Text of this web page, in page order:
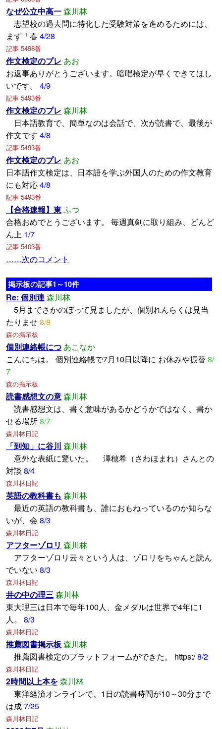
なぜ公立中高一森川林
志望校の過去問に特化した受験対策を進めるためには、
まず「春 4/28
記事 5498番
作文検定のプレ あお
お返事ありがとうございます。暗唱検定が早くできてほし
いです。
4/9
記事 5493番
作文検定のプレ 森川林
日本語教育で、簡単なのは会話で、次が読書で、最後が
作文です 4/8
記事 5493番
作文検定のプレ あお
日本語作文検定は、日本語を学ぶ外国人のための作文教育
にも対応4/8
記事 5493番
【合格速報】東ふつ
合格おめでとうございます。 毎週真剣に取り組み、どんど
ん上 1/7
記事 5403番
……次のコメント
掲示板の記事1～10件
Re: 個別連森川林
5月までさかのぼって見ましたが、個別れんらくは見当
たりませ8/8
森の掲示板
個別連絡帳につ あこなか
こんにちは。 個別連絡帳で7月10日以降に お休みや振替8/
7
森の掲示板
読書感想文の意森川林
読書感想文は、書く意味があるかどうかではなく、書か
せる場所8/7
森川林日記
「到知」に谷川 森川林
意外な表紙に驚いた。 澤穂希（さわほまれ）さんとの
対談 8/4
森川林日記
英語の教科書も 森川林
最近の英語の教科書も、誰におもねっているのか知らな
いが、会 8/3
森川林日記
アフターゾロリ 森川林
アフターゾロリ云々という人は、ゾロリをちゃんと読ん
でいない 8/3
森川林日記
井の中の理三森川林
東大理三は日本で毎年100人、金メダルは世界で4年に1
人。 8/3
森川林日記
推薦図書掲示板森川林
推薦図書検定のプラットフォームができた。 https:/8/2
森川林日記
2時間以上本を森川林
東洋経済オンラインで、1日の読書時間が10～30分まで
は成7/25
森川林日記